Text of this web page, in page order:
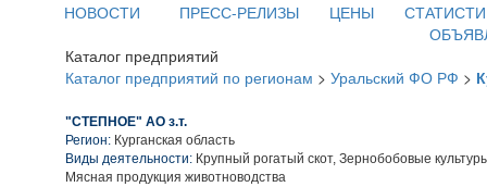
НОВОСТИ ПРЕСС-РЕЛИЗЫ ЦЕНЫ
Каталог предприятий
Каталог предприятий по регионам > Уральский ФО РФ >
"СТЕПНОЕ" АО з.т.
Регион: Курганская область
Виды деятельности: Крупный рогатый скот, Зернобобовые
Мясная продукция животноводства